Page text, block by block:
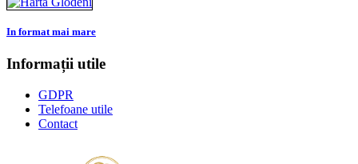
In format mai mare
Informații utile
GDPR
Telefoane utile
Contact